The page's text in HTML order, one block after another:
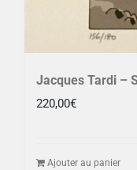
Jacques Tardi –
220,00€
Ajouter au panier